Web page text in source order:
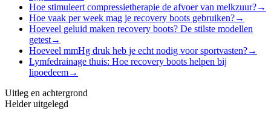
Hoe stimuleert compressietherapie de afvoer van melkzuur?→
Hoe vaak per week mag je recovery boots gebruiken?→
Hoeveel geluid maken recovery boots? De stilste modellen
getest→
Hoeveel mmHg druk heb je echt nodig voor sportvasten?→
Lymfedrainage thuis: Hoe recovery boots helpen bij
lipoedeem→
Uitleg en achtergrond
Helder uitgelegd